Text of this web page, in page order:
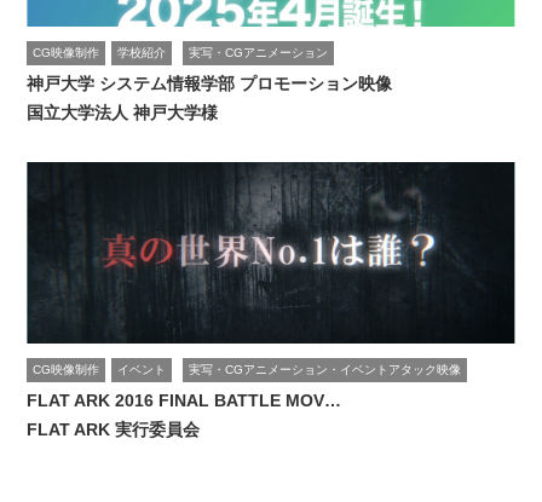
CG映像制作 学校紹介 実写・CGアニメーション
神戸大学 システム情報学部 プロモーション映像
国立大学法人 神戸大学様
CG映像制作 イベント 実写・CGアニメーション・イベントアタック映像
FLAT ARK 2016 FINAL BATTLE MOV…
FLAT ARK 実行委員会